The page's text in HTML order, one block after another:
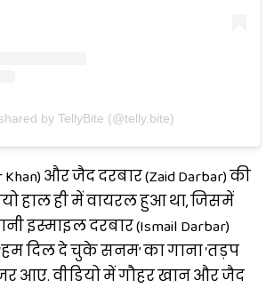
by TellyBite (@telly.bite)
Khan) और जैद दरबार (Zaid Darbar) की
हाल ही में वायरल हुआ था, जिसमें
इस्माइल दरबार (Ismail Darbar)
दिल दे चुके सनम’ का गाना ‘तड़प
आए. वीडियो में गौहर खान और जैद